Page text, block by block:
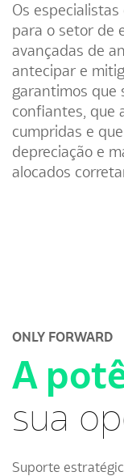
Os
para o setor de
avançadas de
antecipar e
garantimos que
confiantes, que
cumpridas e
depreciação e
alocados
ONLY FORWARD
A
sua
Suporte